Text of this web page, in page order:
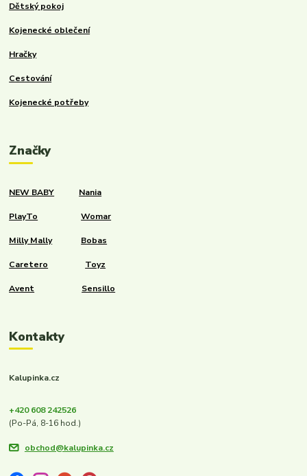
Dětský pokoj
Kojenecké oblečení
Hračky
Cestování
Kojenecké potřeby
Značky
NEW BABY Nania
PlayTo Womar
Milly Mally Bobas
Caretero Toyz
Avent Sensillo
Kontakty
Kalupinka.cz
+420 608 242526
(Po-Pá, 8-16 hod.)
obchod@kalupinka.cz